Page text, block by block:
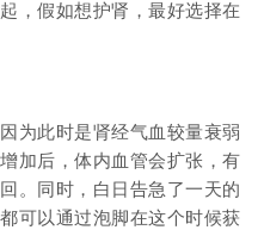
，假如想护肾，最好选择在
为此时是肾经气血较量衰弱
加后，体内血管会扩张，有
。同时，白日告急了一天的
可以通过泡脚在这个时候获